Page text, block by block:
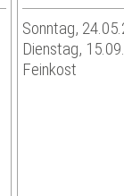
Sonntag,
Dienstag,
Feinkost